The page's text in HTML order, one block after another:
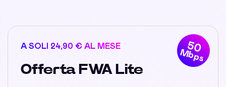
50
Mbps
A SOLI 24,90 € AL MESE
Offerta FWA Lite